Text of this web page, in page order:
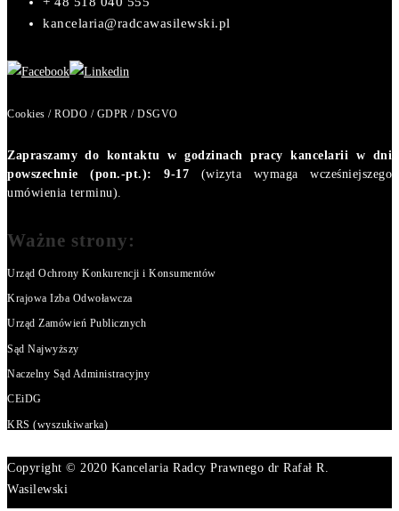
kancelaria@radcawasilewski.pl
Cookies / RODO / GDPR / DSGVO
Zapraszamy do kontaktu w godzinach pracy kancelarii w dni
powszechnie (pon.-pt.): 9-17 (wizyta wymaga wcześniejszego
umówienia terminu).
Ważne strony:
Urząd Ochrony Konkurencji i Konsumentów
Krajowa Izba Odwoławcza
Urząd Zamówień Publicznych
Sąd Najwyższy
Naczelny Sąd Administracyjny
CEiDG
KRS (wyszukiwarka)
Copyright © 2020 Kancelaria Radcy Prawnego dr Rafał R.
Wasilewski